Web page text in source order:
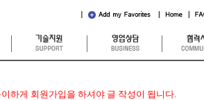
하게 회원가입을 하셔야 글 작성이 됩니다.